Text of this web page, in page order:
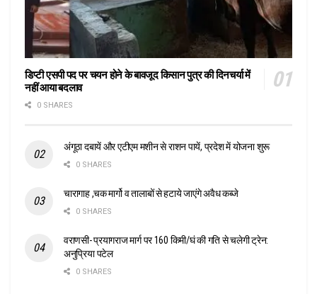
डिप्टी एसपी पद पर चयन होने के बावजूद किसान पुत्र की दिनचर्या में
नहीं आया बदलाव
0 SHARES
अंगूठा दबायें और एटीएम मशीन से राशन पायें, प्रदेश में योजना शुरू
0 SHARES
चारागाह ,चक मार्गो व तालाबों से हटाये जाएंगे अवैध कब्जे
0 SHARES
वराणसी- प्रयागराज मार्ग पर 160 किमी/घं की गति से चलेगी ट्रेन:
अनुप्रिया पटेल
0 SHARES